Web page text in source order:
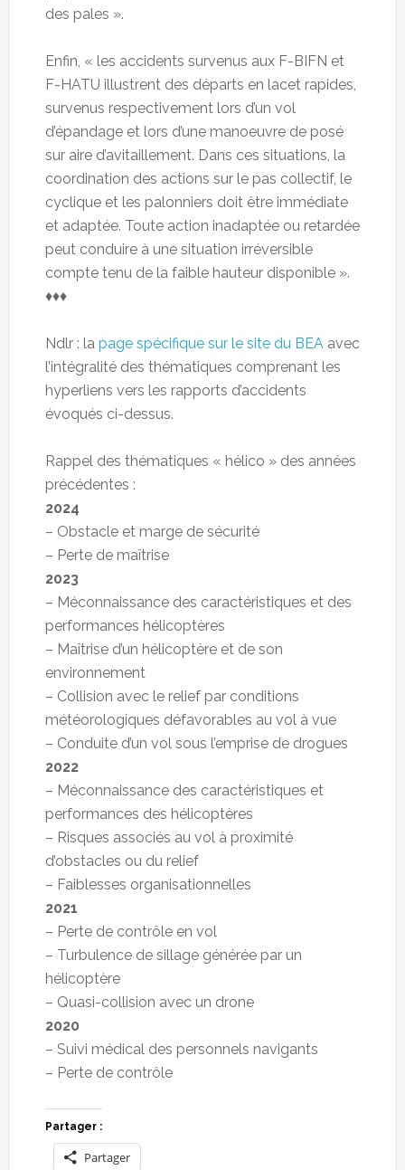
des pales ».
Enfin, « les accidents survenus aux F-BIFN et
F-HATU illustrent des départs en lacet rapides,
survenus respectivement lors d’un vol
d’épandage et lors d’une manoeuvre de posé
sur aire d’avitaillement. Dans ces situations, la
coordination des actions sur le pas collectif, le
cyclique et les palonniers doit être immédiate
et adaptée. Toute action inadaptée ou retardée
peut conduire à une situation irréversible
compte tenu de la faible hauteur disponible ».
♦♦♦
Ndlr : la page spécifique sur le site du BEA avec
l’intégralité des thématiques comprenant les
hyperliens vers les rapports d’accidents
évoqués ci-dessus.
Rappel des thématiques « hélico » des années
précédentes :
2024
– Obstacle et marge de sécurité
– Perte de maîtrise
2023
– Méconnaissance des caractéristiques et des
performances hélicoptères
– Maîtrise d’un hélicoptère et de son
environnement
– Collision avec le relief par conditions
météorologiques défavorables au vol à vue
– Conduite d’un vol sous l’emprise de drogues
2022
– Méconnaissance des caractéristiques et
performances des hélicoptères
– Risques associés au vol à proximité
d’obstacles ou du relief
– Faiblesses organisationnelles
2021
– Perte de contrôle en vol
– Turbulence de sillage générée par un
hélicoptère
– Quasi-collision avec un drone
2020
– Suivi médical des personnels navigants
– Perte de contrôle
Partager :
Partager